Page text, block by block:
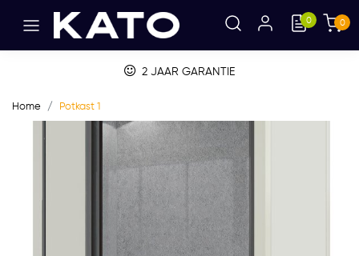
0 0
BETALEN OP FACTUUR
Home Potkast 1